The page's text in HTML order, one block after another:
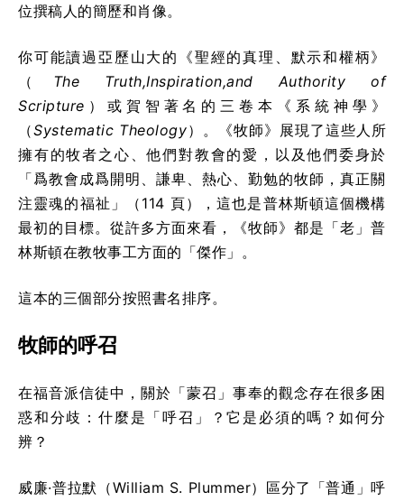
位撰稿人的簡歷和肖像。
你可能讀過亞歷山大的《聖經的真理、默示和權柄》
（ The Truth,Inspiration,and Authority of
Scripture ）或賀智著名的三卷本《系統神學》
（Systematic Theology）。《牧師》展現了這些人所
擁有的牧者之心、他們對教會的愛，以及他們委身於
「爲教會成爲開明、謙卑、熱心、勤勉的牧師，真正關
注靈魂的福祉」（114 頁），這也是普林斯頓這個機構
最初的目標。從許多方面來看，《牧師》都是「老」普
林斯頓在教牧事工方面的「傑作」。
這本的三個部分按照書名排序。
牧師的呼召
在福音派信徒中，關於「蒙召」事奉的觀念存在很多困
惑和分歧：什麼是「呼召」？它是必須的嗎？如何分
辨？
威廉·普拉默（William S. Plummer）區分了「普通」呼